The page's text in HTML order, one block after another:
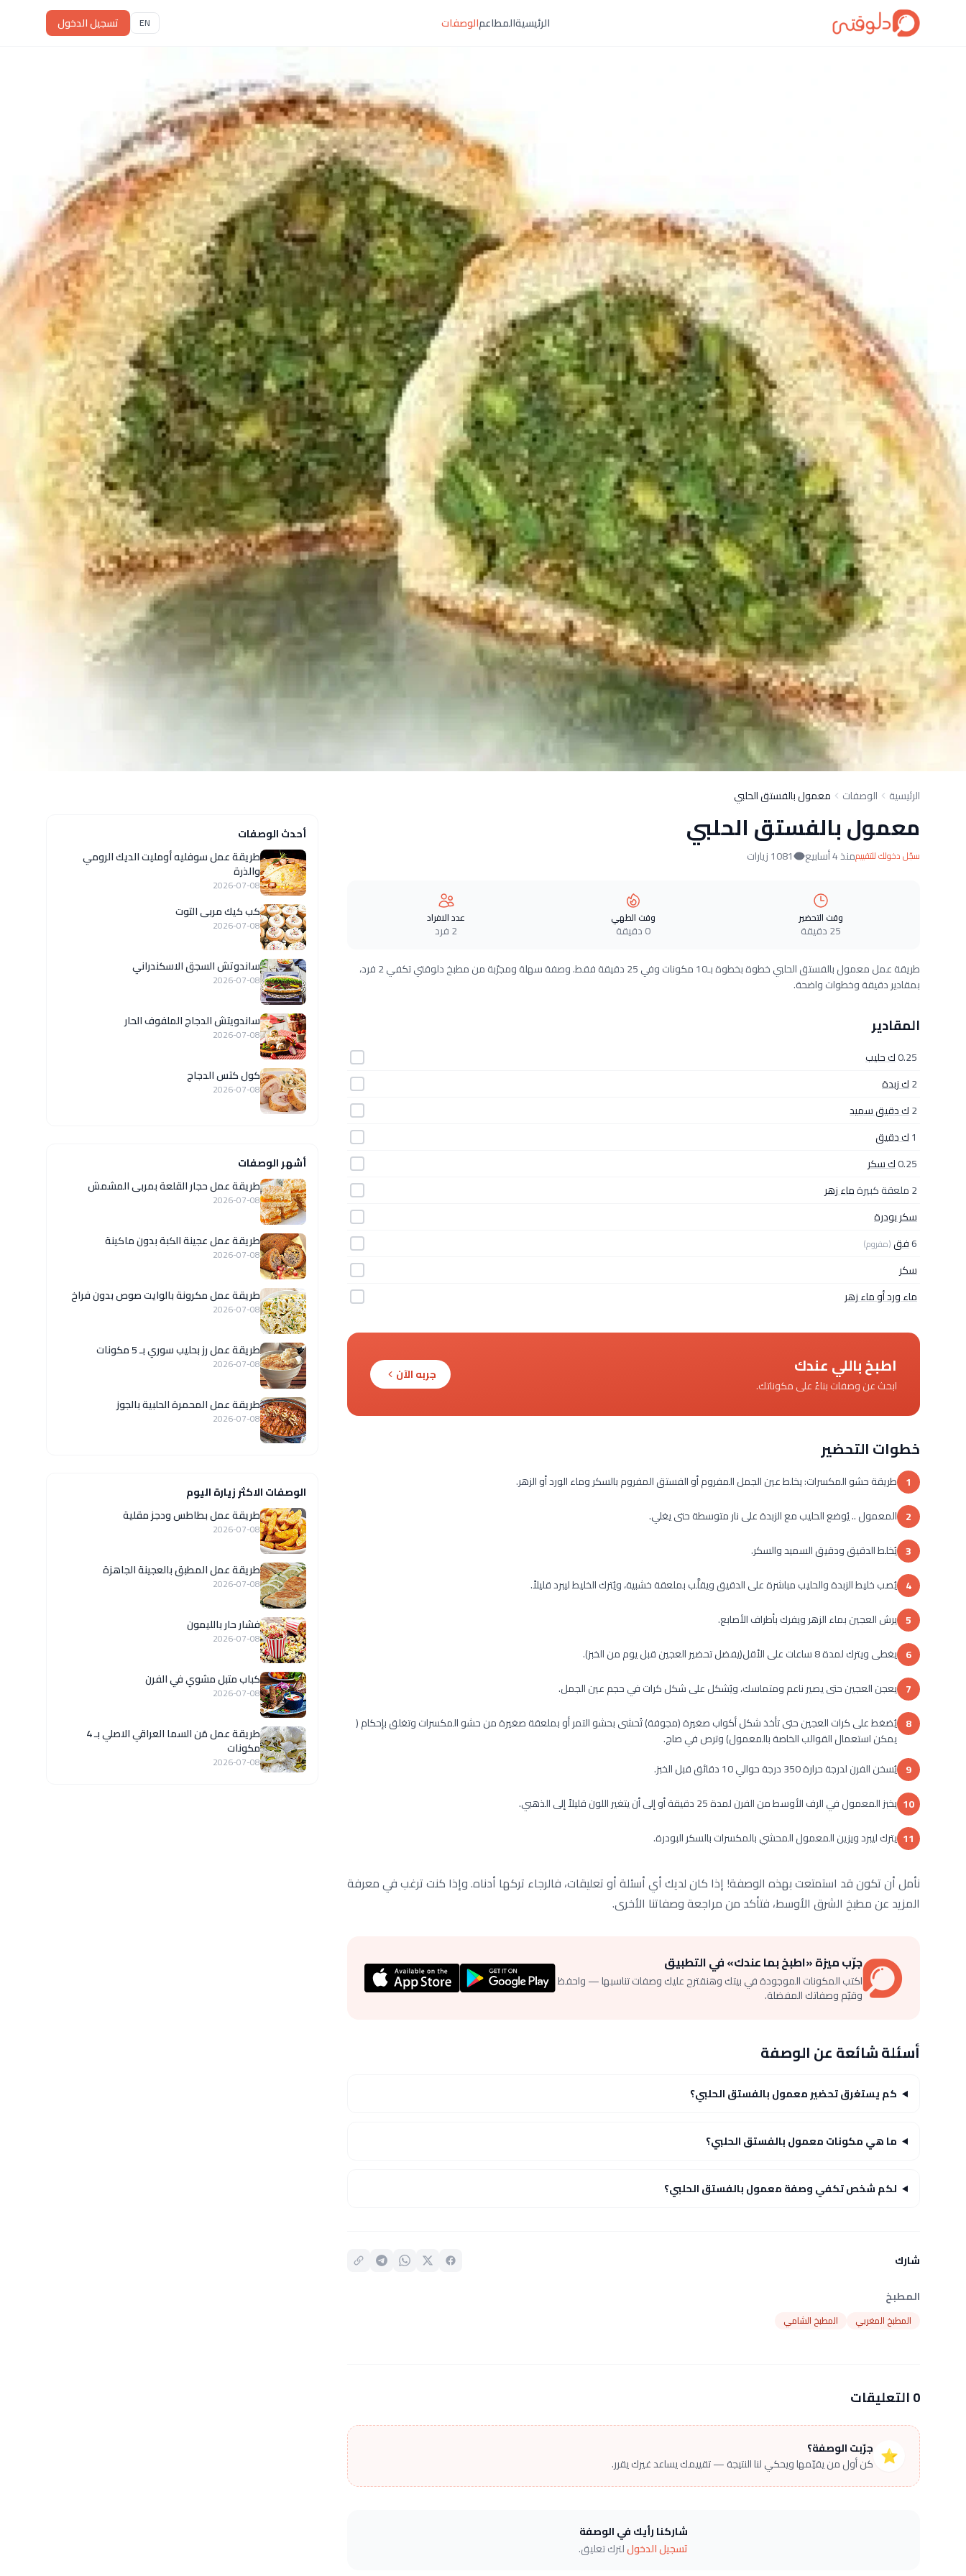
الرئيسيةالمطاعمالوصفات EN تسجيل الدخول
الرئيسية الوصفات معمول بالفستق الحلبي
معمول بالفستق الحلبي
سجّل دخولك للتقييممنذ 4 أسابيع 1081 زيارات
وقت التحضير
25 دقيقة
وقت الطهي
0 دقيقة
عدد الافراد
2 فرد
طريقة عمل معمول بالفستق الحلبي خطوة بخطوة بـ10 مكونات وفي 25 دقيقة فقط. وصفة سهلة ومجرّبة من مطبخ دلوقتي تكفي 2 فرد،
بمقادير دقيقة وخطوات واضحة.
المقادير
0.25ك حليب
2ك زبدة
2ك دقيق سميد
1ك دقيق
0.25ك سكر
2 ملعقة كبيرة
ماء زهر
سكر بودرة
6فق(مفروم)
سكر
ماء ورد أو ماء زهر
اطبخ باللي عندك
ابحث عن وصفات بناءً على مكوناتك.
جربه الآن
خطوات التحضير
1 طريقة حشو المكسرات: يخلط عين الجمل المفروم أو الفستق المفروم بالسكر وماء الورد أو الزهر.
2 المعمول .. يُوضع الحليب مع الزبدة على نار متوسطة حتى يغلي.
3 يُخلط الدقيق ودقيق السميد والسكر.
4 يُصب خليط الزبدة والحليب مباشرة على الدقيق ويقلَّب بملعقة خشبية، ويُترك الخليط ليبرد قليلاً.
5 يرش العجين بماء الزهر ويفرك بأطراف الأصابع.
6 يغطى ويترك لمدة 8 ساعات على الأقل(يفضل تحضير العجين قبل يوم من الخبز).
7 يعجن العجين حتى يصير ناعم ومتماسك، ويُشكل على شكل كرات في حجم عين الجمل.
8 يُضغط على كرات العجين حتى تأخذ شكل أكواب صغيرة (مجوفة) تُحشى بحشو التمر أو بملعقة صغيرة من حشو المكسرات وتغلق بإحكام (
يمكن استعمال القوالب الخاصة بالمعمول) وترص في صاج.
9 يُسخن الفرن لدرجة حرارة 350 درجة حوالي 10 دقائق قبل الخبز.
10 يخبز المعمول في الرف الأوسط من الفرن لمدة 25 دقيقة أو إلى أن يتغير اللون قليلاً إلى الذهبي.
11 يترك ليبرد ويزين المعمول المحشي بالمكسرات بالسكر البودرة.
نأمل أن تكون قد استمتعت بهذه الوصفة! إذا كان لديك أي أسئلة أو تعليقات، فالرجاء تركها أدناه. وإذا كنت ترغب في معرفة
المزيد عن مطبخ الشرق الأوسط، فتأكد من مراجعة وصفاتنا الأخرى.
جرّب ميزة «اطبخ بما عندك» في التطبيق
اكتب المكونات الموجودة في بيتك وهنقترح عليك وصفات تناسبها — واحفظ
وقيّم وصفاتك المفضلة.
أسئلة شائعة عن الوصفة
كم يستغرق تحضير معمول بالفستق الحلبي؟
ما هي مكونات معمول بالفستق الحلبي؟
لكم شخص تكفي وصفة معمول بالفستق الحلبي؟
شارك
المطبخ
المطبخ المغربي المطبخ الشامي
0 التعليقات
⭐ جرّبت الوصفة؟
كن أول من يقيّمها ويحكي لنا النتيجة — تقييمك يساعد غيرك يقرر.
شاركنا رأيك في الوصفة
تسجيل الدخوللترك تعليق.
أحدث الوصفات
طريقة عمل سوفليه أومليت الديك الرومي
والذرة
2026-07-08
كب كيك مربى التوت
2026-07-08
ساندوتش السجق الاسكندراني
2026-07-08
ساندويتش الدجاج الملفوف الحار
2026-07-08
كول كتس الدجاج
2026-07-08
أشهر الوصفات
طريقة عمل حجار القلعة بمربى المشمش
2026-07-08
طريقة عمل عجينة الكبة بدون ماكينة
2026-07-08
طريقة عمل مكرونة بالوايت صوص بدون فراخ
2026-07-08
طريقة عمل رز بحليب سوري بـ 5 مكونات
2026-07-08
طريقة عمل المحمرة الحلبية بالجوز
2026-07-08
الوصفات الاكثر زيارة اليوم
طريقة عمل بطاطس ودجز مقلية
2026-07-08
طريقة عمل المطبق بالعجينة الجاهزة
2026-07-08
فشار حار بالليمون
2026-07-08
كباب متبل مشوي في الفرن
2026-07-08
طريقة عمل مَن السما العراقي الاصلي بـ 4
مكونات
2026-07-08